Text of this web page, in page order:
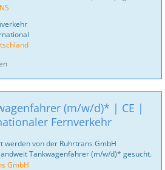
(m/w/d)* | CE |
Fernverkehr
werden von der Ruhrtrans GmbH
Tankwagenfahrer (m/w/d)* gesucht.
GmbH